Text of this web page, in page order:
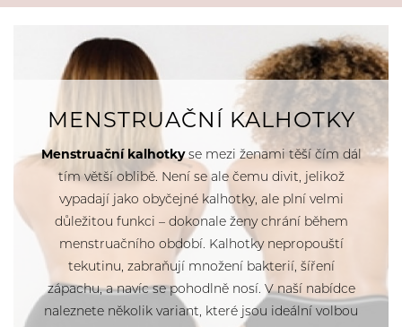
Zapomněli jste heslo ?
PŘIHLÁSIT
VELIKOST
VŠE UK
L
M
3XL
XXL
M
XL
3XL
XXL
M
XL
3XL
XXL
BARVA
CENA
549- 839 Kč
ZNAČKA
Cotonella
Dorina
DOSTUPNOST
Pouze skladem
MENSTRUAČNÍ KALHOTKY
Menstruační kalhotkyse mezi ženami těší čím dál
tím větší oblibě. Není se ale čemu divit, jelikož
vypadají jako obyčejné kalhotky, ale plní velmi
důležitou funkci – dokonale ženy chrání během
menstruačního období. Kalhotky nepropouští
tekutinu, zabraňují množení bakterií, šíření
zápachu, a navíc se pohodlně nosí. V naší nabídce
naleznete několik variant, které jsou ideální volbou